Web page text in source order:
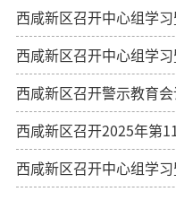
西咸新区召开中心组学
西咸新区召开中心组学习暨
西咸新区召开警示教育
西咸新区召开2025年第
西咸新区召开中心组学习暨